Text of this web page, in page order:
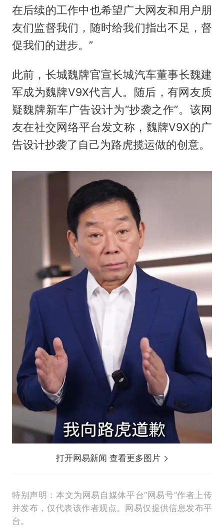
在后续的工作中也希望广大网友和用户朋
友们监督我们，随时给我们指出不足，督
促我们的进步。”
此前，长城魏牌官宣长城汽车董事长魏建
军成为魏牌V9X代言人。随后，有网友质
疑魏牌新车广告设计为“抄袭之作”。该网
友在社交网络平台发文称，魏牌V9X的广
告设计抄袭了自己为路虎揽运做的创意。
打开网易新闻 查看更多图片
特别声明：本文为网易自媒体平台“网易号”作者上传
并发布，仅代表该作者观点。网易仅提供信息发布平
台。